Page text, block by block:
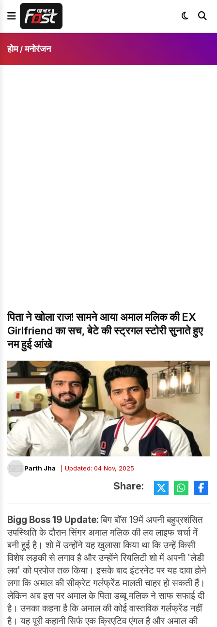
होम/ मनोरंजन
पिता ने खोला राज! सामने आया अमाल मलिक की EX
Girlfriend का सच, बेटे की स्ट्रगल स्टोरी सुनाते हुए
नम हुई आंखे
Parth Jha | Updated: 04 Nov, 2025
Share:
Bigg Boss 19 Update:बिग बॉस 19में अपनी बहुप्रशंसित
उपस्थिति के दौरान सिंगर अमाल मलिक की लव लाइफ चर्चा में
बनी हुई है। शो में उन्होंने यह खुलासा किया था कि उन्हें किसी
विशेष लड़की से लगाव है और उन्होंने रियलिटी शो में अपनी 'लेडी
लव' को प्रपोज तक किया। इसके बाद इंटरनेट पर यह दावा होने
लगा कि अमाल की सीक्रेट गर्लफ्रेंड मालती चाहर हो सकती हैं।
लेकिन अब इस पर अमाल के पिता डब्बू मलिक ने साफ सफाई दी
है। उनका कहना है कि अमाल की कोई वास्तविक गर्लफ्रेंड नहीं
है। यह पूरी कहानी सिर्फ एक क्रिएटिव एंगल है और अमाल की